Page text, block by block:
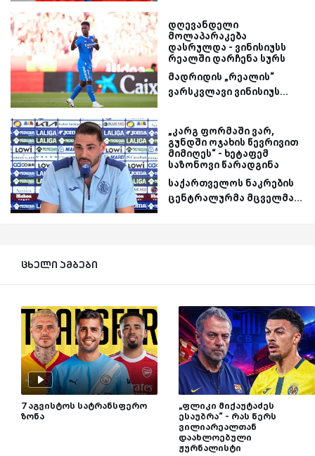
დღევანდელი
მოლაპარაკება
დასრულდა - ვინისიუსს
რეალში დარჩენა სურს
მადრიდის „რეალის“
ვარსკვლავი ვინისიუს...
„კარგ ფორმაში ვარ,
გუნდში ოჯახის წევრივით
მიმიღეს“ - ხეტაფემ
საზონოვი წარადგინა
საქართველოს ნაკრების
ცენტრალურმა მცველმა...
ცხელი ამბები
7 აგვისტოს სატრანსფერო
ზონა
„ფლიკი მიქაუტაძეს
ესაუბრა“ - რას წერს
ვილიარეალთან
დაახლოებული
ჟურნალისტი